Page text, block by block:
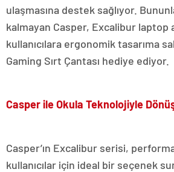
ulaşmasına destek sağlıyor.
kalmayan Casper, Excalibur laptop
kullanıcılara ergonomik tasarıma
Gaming Sırt Çantası hediye ediyor.
Casper ile Okula Teknolojiyle
Casper’ın Excalibur serisi,
kullanıcılar için ideal bir seçenek